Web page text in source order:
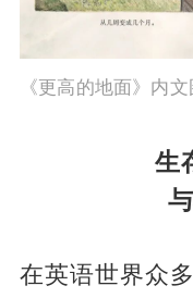
《更高的地面》内文
生
在英语世界众